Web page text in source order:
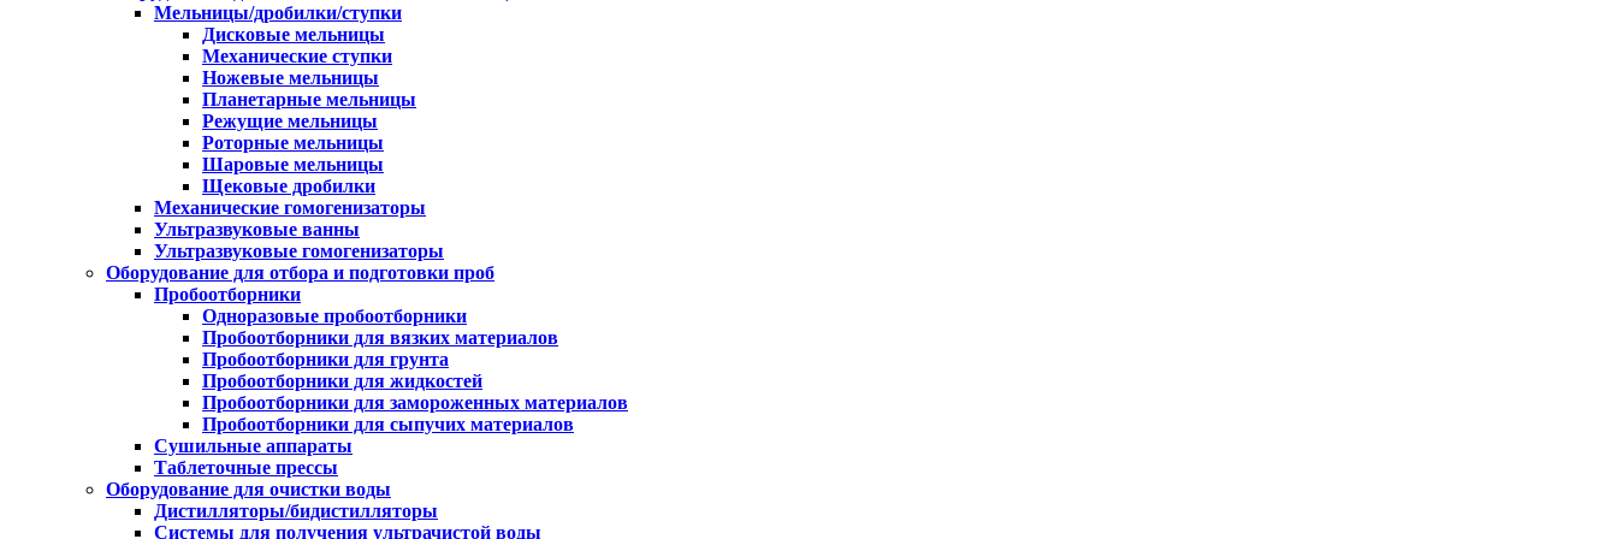
Мельницы/дробилки/ступки
Дисковые мельницы
Механические ступки
Ножевые мельницы
Планетарные мельницы
Режущие мельницы
Роторные мельницы
Шаровые мельницы
Щековые дробилки
Механические гомогенизаторы
Ультразвуковые ванны
Ультразвуковые гомогенизаторы
Оборудование для отбора и подготовки проб
Пробоотборники
Одноразовые пробоотборники
Пробоотборники для вязких материалов
Пробоотборники для грунта
Пробоотборники для жидкостей
Пробоотборники для замороженных материалов
Пробоотборники для сыпучих материалов
Сушильные аппараты
Таблеточные прессы
Оборудование для очистки воды
Дистилляторы/бидистилляторы
Системы для получения ультрачистой воды